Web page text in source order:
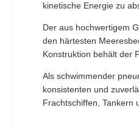
kinetische Energie zu
Der aus hochwertigem
den härtesten
Konstruktion behält der
Als schwimmender
konsistenten und
Frachtschiffen, Tankern